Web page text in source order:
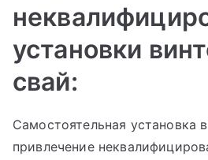
установки
свай:
Самостоятельная установка
привлечение